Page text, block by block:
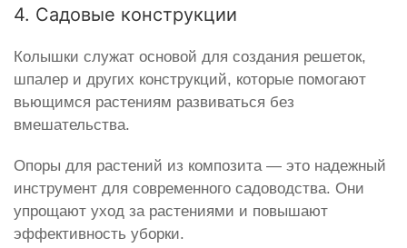
4. Садовые конструкции
Колышки служат основой для создания решеток,
шпалер и других конструкций, которые помогают
вьющимся растениям развиваться без
вмешательства.
Опоры для растений из композита — это надежный
инструмент для современного садоводства. Они
упрощают уход за растениями и повышают
эффективность уборки.